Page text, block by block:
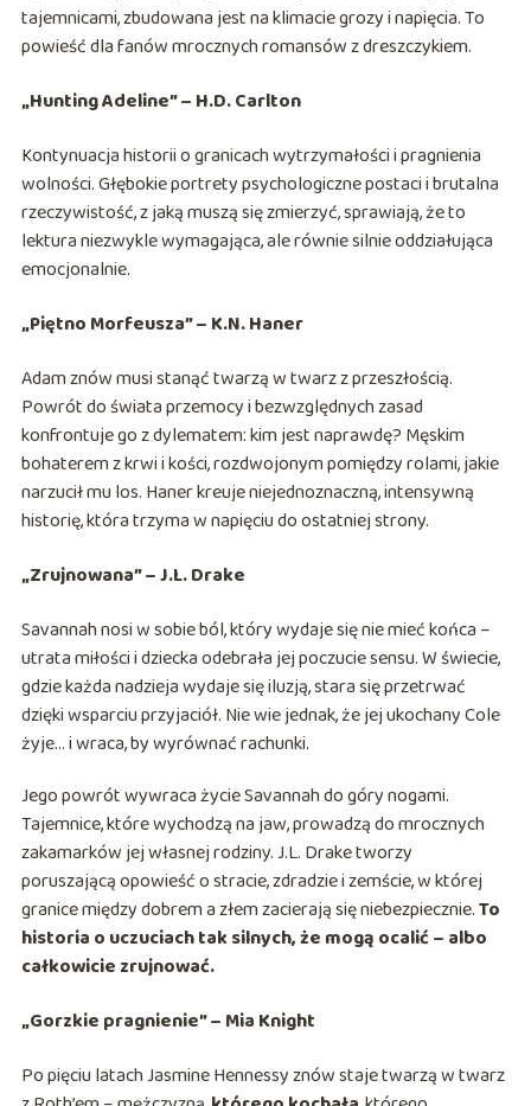
tajemnicami, zbudowana jest na klimacie grozy i napięcia. To
powieść dla fanów mrocznych romansów z dreszczykiem.
„Hunting Adeline” – H.D. Carlton
Kontynuacja historii o granicach wytrzymałości i pragnienia
wolności. Głębokie portrety psychologiczne postaci i brutalna
rzeczywistość, z jaką muszą się zmierzyć, sprawiają, że to
lektura niezwykle wymagająca, ale równie silnie oddziałująca
emocjonalnie.
„Piętno Morfeusza” – K.N. Haner
Adam znów musi stanąć twarzą w twarz z przeszłością.
Powrót do świata przemocy i bezwzględnych zasad
konfrontuje go z dylematem: kim jest naprawdę? Męskim
bohaterem z krwi i kości, rozdwojonym pomiędzy rolami, jakie
narzucił mu los. Haner kreuje niejednoznaczną, intensywną
historię, która trzyma w napięciu do ostatniej strony.
„Zrujnowana” – J.L. Drake
Savannah nosi w sobie ból, który wydaje się nie mieć końca –
utrata miłości i dziecka odebrała jej poczucie sensu. W świecie,
gdzie każda nadzieja wydaje się iluzją, stara się przetrwać
dzięki wsparciu przyjaciół. Nie wie jednak, że jej ukochany Cole
żyje… i wraca, by wyrównać rachunki.
Jego powrót wywraca życie Savannah do góry nogami.
Tajemnice, które wychodzą na jaw, prowadzą do mrocznych
zakamarków jej własnej rodziny. J.L. Drake tworzy
poruszającą opowieść o stracie, zdradzie i zemście, w której
granice między dobrem a złem zacierają się niebezpiecznie.To
historia o uczuciach tak silnych, że mogą ocalić – albo
całkowicie zrujnować.
„Gorzkie pragnienie” – Mia Knight
Po pięciu latach Jasmine Hennessy znów staje twarzą w twarz